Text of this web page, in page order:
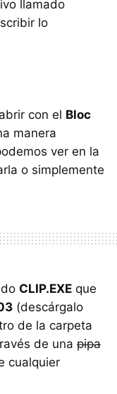
llamado
lo
con el Bloc
manera
ver en la
o simplemente
CLIP.EXE que
(descárgalo
de la carpeta
de una pipa
cualquier